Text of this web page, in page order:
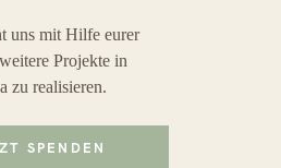
uns mit Hilfe eurer
Projekte in
zu realisieren.
SPENDEN